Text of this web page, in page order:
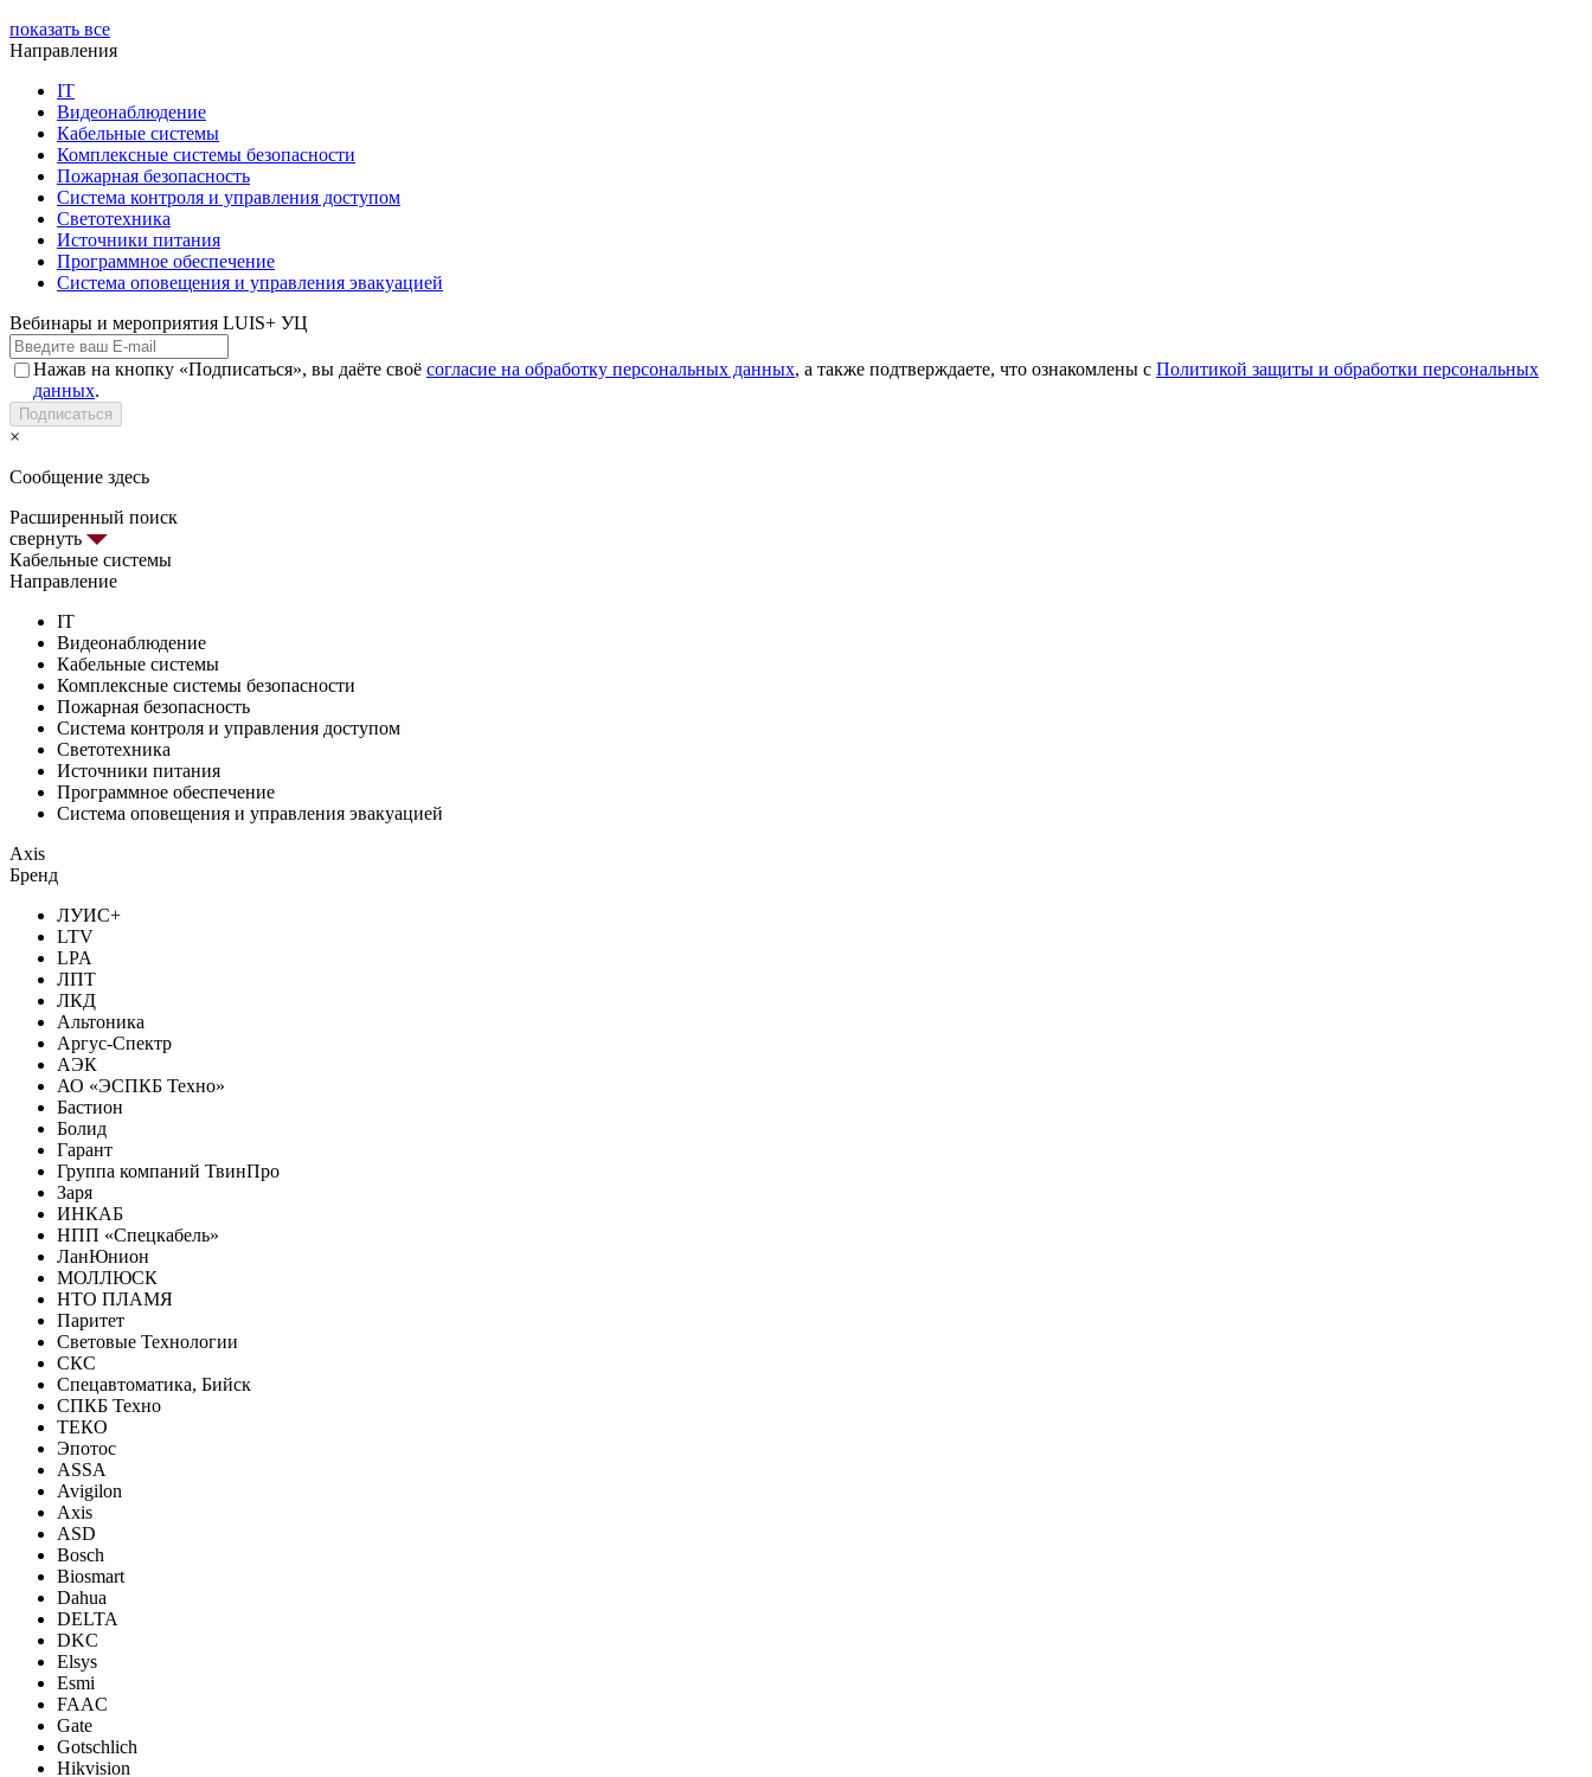
показать все
Направления
IT
Видеонаблюдение
Кабельные системы
Комплексные системы безопасности
Пожарная безопасность
Система контроля и управления доступом
Светотехника
Источники питания
Программное обеспечение
Система оповещения и управления эвакуацией
Вебинары и мероприятия LUIS+ УЦ
Нажав на кнопку «Подписаться», вы даёте своё согласие на обработку персональных данных, а также подтверждаете, что ознакомлены с Политикой защиты и обработки персональных
данных.
Подписаться
×
Сообщение здесь
Расширенный поиск
свернуть
Кабельные системы
Направление
IT
Видеонаблюдение
Кабельные системы
Комплексные системы безопасности
Пожарная безопасность
Система контроля и управления доступом
Светотехника
Источники питания
Программное обеспечение
Система оповещения и управления эвакуацией
Axis
Бренд
ЛУИС+
LTV
LPA
ЛПТ
ЛКД
Альтоника
Аргус-Спектр
АЭК
АО «ЭСПКБ Техно»
Бастион
Болид
Гарант
Группа компаний ТвинПро
Заря
ИНКАБ
НПП «Спецкабель»
ЛанЮнион
МОЛЛЮСК
НТО ПЛАМЯ
Паритет
Световые Технологии
СКС
Спецавтоматика, Бийск
СПКБ Техно
ТЕКО
Эпотос
ASSA
Avigilon
Axis
ASD
Bosch
Biosmart
Dahua
DELTA
DKC
Elsys
Esmi
FAAC
Gate
Gotschlich
Hikvision